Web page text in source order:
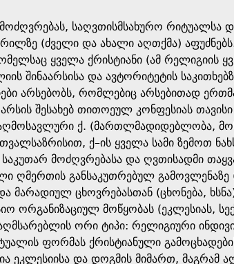
საღვთისმსახურო რიტუალსა
(ძველი და ახალი აღთქმა)
ყველა ქრისტიანი (ამ რელიგიის
შინაარსისა და ავტორიტეტის
არსებობს, რომლებიც არსებითად
შესახებ თითოეულ კონფესიას
ქ. (მართლმადიდებლობა,
ქ–ის ყველა სამი ზემოთ
მოძღვრებასა და ღვთისადმი
ღმერთის განსაკუთრებულ
მარადიულ ცხოვრებასთან (ცხონება,
ორგანიზაციულ მოწყობას (ეკლესიას,
ორი ტიპი: რელიგიური
ფორმას ქრისტიანული
და დოგმის მიმართ, მაგრამ